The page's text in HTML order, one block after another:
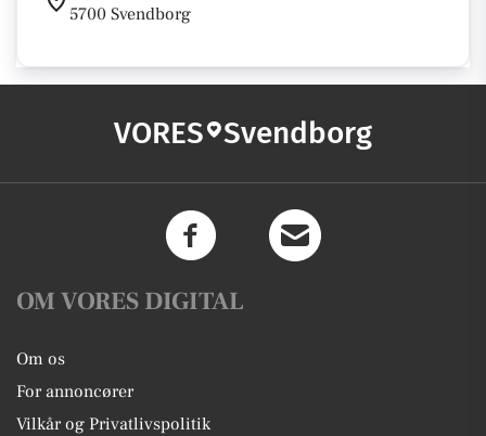
5700 Svendborg
VORES Svendborg
OM VORES DIGITAL
Om os
For annoncører
Vilkår og Privatlivspolitik